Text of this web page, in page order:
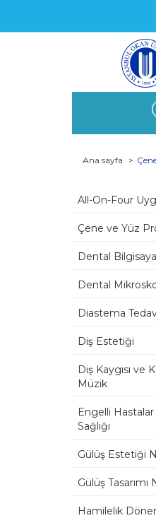
Ana sayfa
All-On-Four
Çene ve Yüz
Dental
Dental
Diastema
Diş Estetiği
Diş Kaygısı ve
Müzik
Engelli
Sağlığı
Gülüş Estetiği
Gülüş Tasarımı
Hamilelik